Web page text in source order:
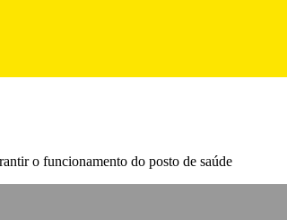
o funcionamento do posto de saúde